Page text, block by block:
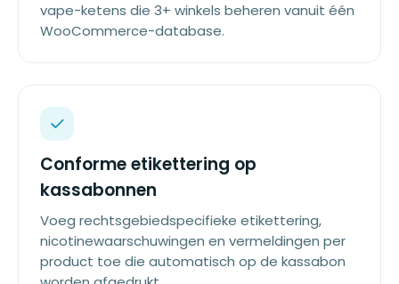
vape-ketens die 3+ winkels beheren vanuit één
WooCommerce-database.
Conforme etikettering op
kassabonnen
Voeg rechtsgebiedspecifieke etikettering,
nicotinewaarschuwingen en vermeldingen per
product toe die automatisch op de kassabon